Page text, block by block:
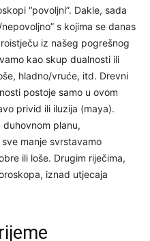
“povoljni”. Dakle, sada
s kojima se danas
iz našeg pogrešnog
kao skup dualnosti ili
hladno/vruće, itd. Drevni
postoje samo u ovom
privid ili iluzija (maya).
planu,
manje svrstavamo
ili loše. Drugim riječima,
iznad utjecaja